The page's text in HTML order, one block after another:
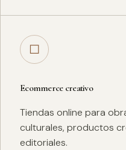
□
Ecommerce creativo
Tiendas online para
culturales, productos
editoriales.